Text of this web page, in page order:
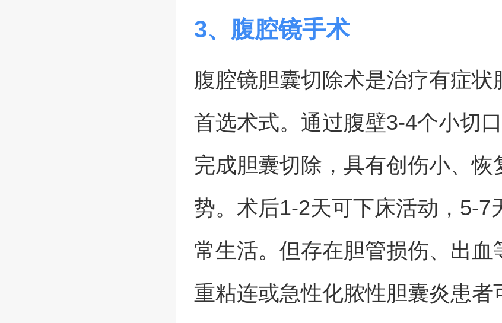
3、腹腔镜手术
腹腔镜胆囊切除术是治疗有症状
首选术式。通过腹壁3-4个小切
完成胆囊切除，具有创伤小、恢
势。术后1-2天可下床活动，5-7
常生活。但存在胆管损伤、出血
重粘连或急性化脓性胆囊炎患者